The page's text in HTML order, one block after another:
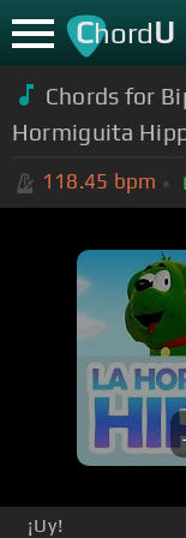
ChordU
Chords for
Hormiguita
118.45 bpm
¡Uy!